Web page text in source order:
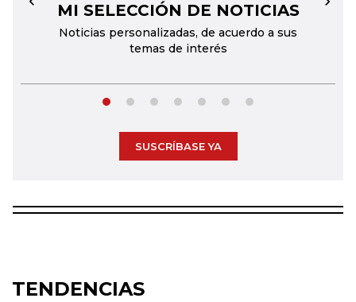
MI SELECCIÓN DE NOTICIAS
Noticias personalizadas, de acuerdo a sus
temas de interés
← →
SUSCRÍBASE YA
TENDENCIAS